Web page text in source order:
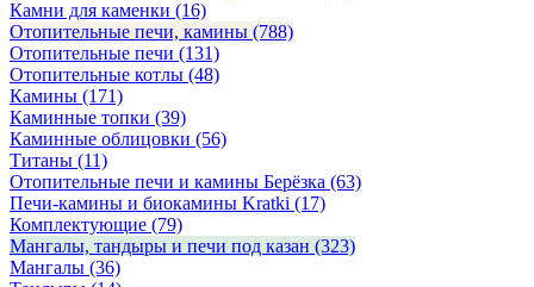
Камни для каменки (16)
Отопительные печи, камины (788)
Отопительные печи (131)
Отопительные котлы (48)
Камины (171)
Каминные топки (39)
Каминные облицовки (56)
Титаны (11)
Отопительные печи и камины Берёзка (63)
Печи-камины и биокамины Kratki (17)
Комплектующие (79)
Мангалы, тандыры и печи под казан (323)
Мангалы (36)